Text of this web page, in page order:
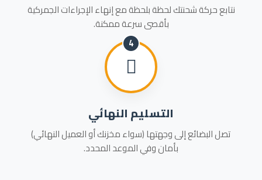
نتابع حركة شحنتك لحظة بلحظة مع إنهاء الإجراءات الجمركية
بأقصى سرعة ممكنة.
4
التسليم النهائي
تصل البضائع إلى وجهتها (سواء مخزنك أو العميل النهائي)
بأمان وفي الموعد المحدد.